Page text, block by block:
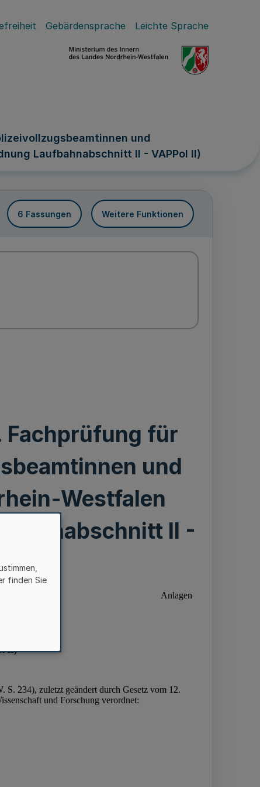
Gebärdensprache Leichte Sprache
und
Laufbahnabschnitt II - VAPPol II)
6 Fassungen Weitere Funktionen
Fachprüfung für
und
Westfalen
II -
finden Sie